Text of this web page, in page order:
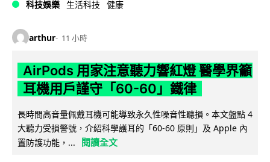
科技娛樂 生活科技 健康
arthur 11 小時
AirPods 用家注意聽力響紅燈 醫學界籲
耳機用戶謹守「60-60」鐵律
長時間高音量佩戴耳機可能導致永久性噪音性聽損。本文盤點 4
大聽力受損警號，介紹科學護耳的「60-60 原則」及 Apple 內
置防護功能，...
閱讀全文